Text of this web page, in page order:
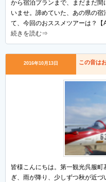
から宿泊プランまで、まだまだ
いませ。諦めていた、あの県の
て、今回のおススメツアーは？【
続きを読む⇒
2016年10月13日 この音は
皆様こんにちは。第一観光呉服
ぎ、雨が降り、少しずつ秋が近